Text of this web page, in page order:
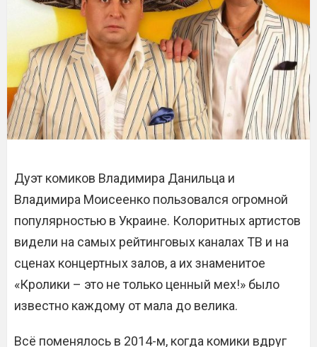
Дуэт комиков Владимира Данильца и
Владимира Моисеенко пользовался огромной
популярностью в Украине. Колоритных артистов
видели на самых рейтинговых каналах ТВ и на
сценах концертных залов, а их знаменитое
«Кролики – это не только ценный мех!» было
известно каждому от мала до велика.
Всё поменялось в 2014-м, когда комики вдруг